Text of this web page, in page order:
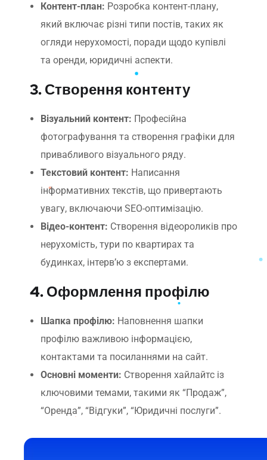
Контент-план: Розробка контент-плану,
який включає різні типи постів, таких як
огляди нерухомості, поради щодо купівлі
та оренди, юридичні аспекти.
3. Створення контенту
Візуальний контент: Професійна
фотографування та створення графіки для
привабливого візуального ряду.
Текстовий контент: Написання
інформативних текстів, що привертають
увагу, включаючи SEO-оптимізацію.
Відео-контент: Створення відеороликів про
нерухомість, тури по квартирах та
будинках, інтерв’ю з експертами.
4. Оформлення профілю
Шапка профілю: Наповнення шапки
профілю важливою інформацією,
контактами та посиланнями на сайт.
Основні моменти: Створення хайлайтс із
ключовими темами, такими як “Продаж”,
“Оренда”, “Відгуки”, “Юридичні послуги”.